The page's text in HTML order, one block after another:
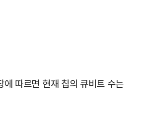
따르면 현재 칩의 큐비트 수는